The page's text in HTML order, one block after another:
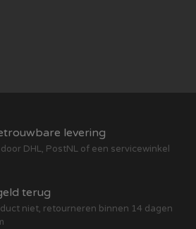
2007
levering
DHL, PostNL of een servicewinkel
terug
niet, retourneren binnen 14 dagen